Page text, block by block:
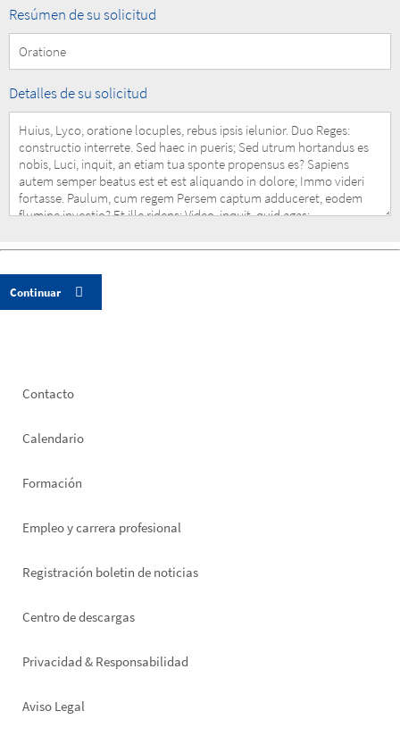
Summary
Request
Resúmen de su solicitud
Details
Request
Detalles de su solicitud
Footer
Contacto
Calendario
Formación
Empleo y carrera profesional
Registración boletin de noticias
Footer
Centro de descargas
Privacidad & Responsabilidad
Aviso Legal